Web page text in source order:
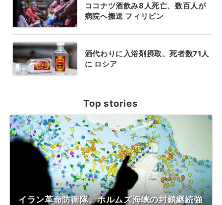
ココナツ酒飲み8人死亡、数百人が
病院へ搬送 フィリピン
酒代わりに入浴剤摂取、死者数71人
に ロシア
Top stories
イラン革命防衛隊、ホルムズ海峡の封鎖継続強